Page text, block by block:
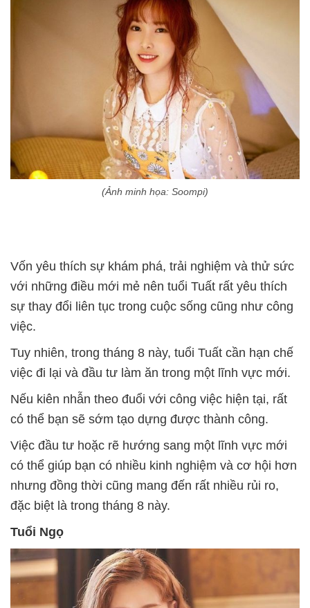
(Ảnh minh họa: Soompi)
Vốn yêu thích sự khám phá, trải nghiệm và thử sức
với những điều mới mẻ nên tuổi Tuất rất yêu thích
sự thay đổi liên tục trong cuộc sống cũng như công
việc.
Tuy nhiên, trong tháng 8 này, tuổi Tuất cần hạn chế
việc đi lại và đầu tư làm ăn trong một lĩnh vực mới.
Nếu kiên nhẫn theo đuổi với công việc hiện tại, rất
có thể bạn sẽ sớm tạo dựng được thành công.
Việc đầu tư hoặc rẽ hướng sang một lĩnh vực mới
có thể giúp bạn có nhiều kinh nghiệm và cơ hội hơn
nhưng đồng thời cũng mang đến rất nhiều rủi ro,
đặc biệt là trong tháng 8 này.
Tuổi Ngọ